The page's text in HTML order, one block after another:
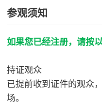
参观须知
如果您已经注册，请按
持证观众
已提前收到证件的观众
场。